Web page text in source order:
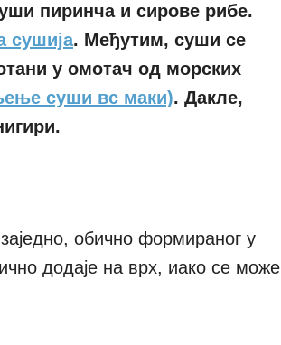
пиринча и сирове рибе.
сушија. Међутим, суши се
у омотач од морских
суши вс маки). Дакле,
обично формираног у
додаје на врх, иако се може